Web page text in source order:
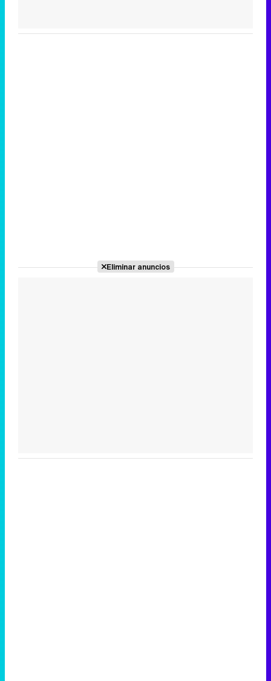
Eliminar anuncios